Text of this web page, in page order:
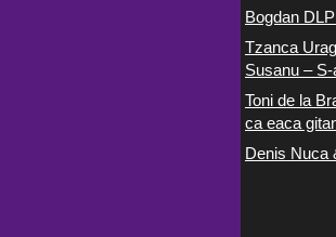
Bogdan
Tzanca
Susanu –
Toni de la
ca eaca
Denis Nuca